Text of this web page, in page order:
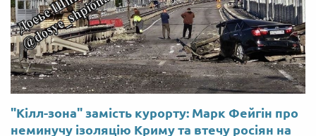
"Кілл-зона" замість курорту: Марк Фейгін про
неминучу ізоляцію Криму та втечу росіян на